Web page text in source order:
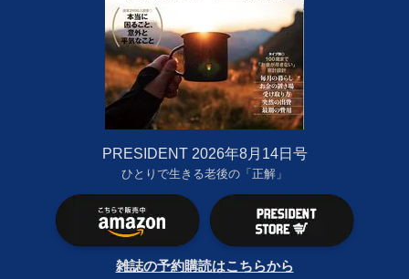
PRESIDENT 2026年8月14日号
ひとりで生きる老後の「正解」
雑誌の予約購読はこちらから